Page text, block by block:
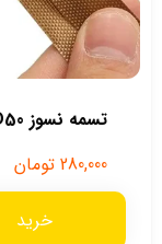
تسمه نسوز D50
280,000 تومان
خرید